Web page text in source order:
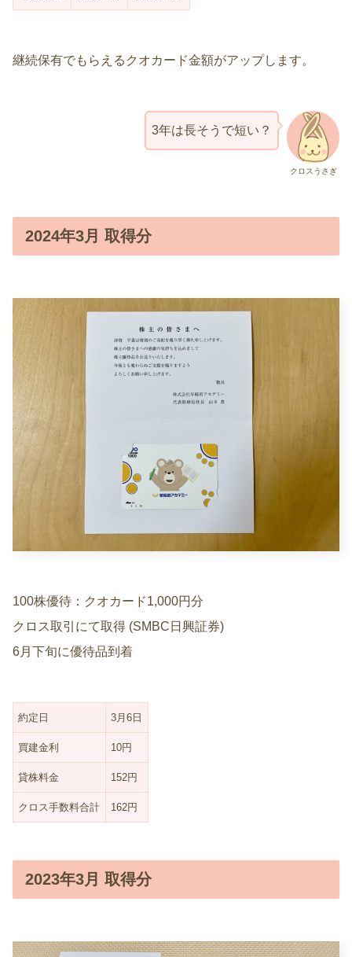
継続保有でもらえるクオカード金額がアップします。
クロスうさぎ
3年は長そうで短い？
2024年3月 取得分
100株優待：クオカード1,000円分
クロス取引にて取得 (SMBC日興証券)
6月下旬に優待品到着
約定日 3月6日
買建金利 10円
貸株料金 152円
クロス手数料合計 162円
2023年3月 取得分